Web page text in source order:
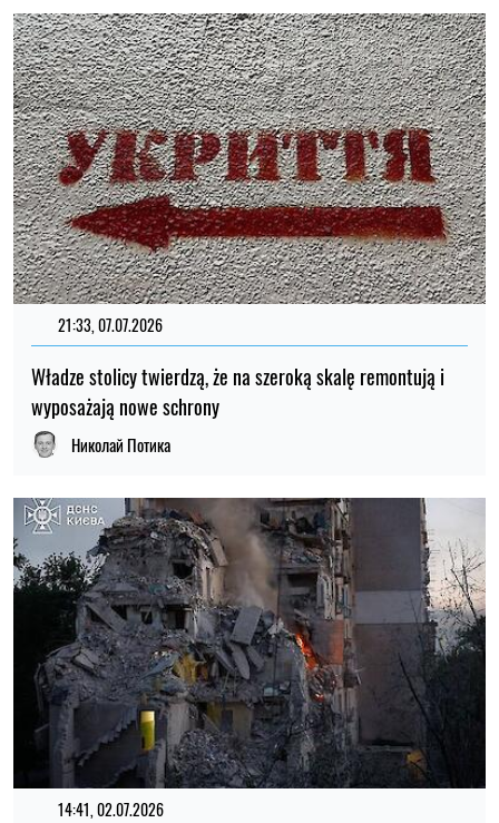
21:33, 07.07.2026
Władze stolicy twierdzą, że na szeroką skalę remontują i
wyposażają nowe schrony
Николай Потика
14:41, 02.07.2026